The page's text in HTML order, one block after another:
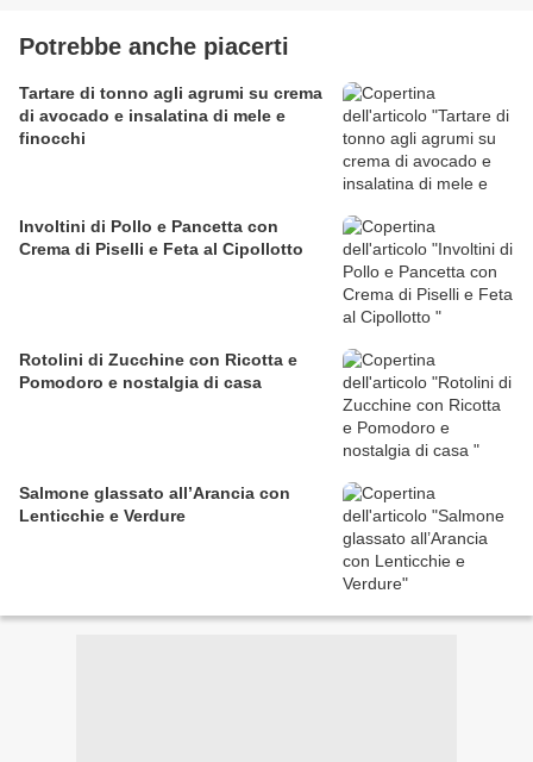
Potrebbe anche piacerti
Tartare di tonno agli agrumi su crema
di avocado e insalatina di mele e
finocchi
Involtini di Pollo e Pancetta con
Crema di Piselli e Feta al Cipollotto
Rotolini di Zucchine con Ricotta e
Pomodoro e nostalgia di casa
Salmone glassato all’Arancia con
Lenticchie e Verdure